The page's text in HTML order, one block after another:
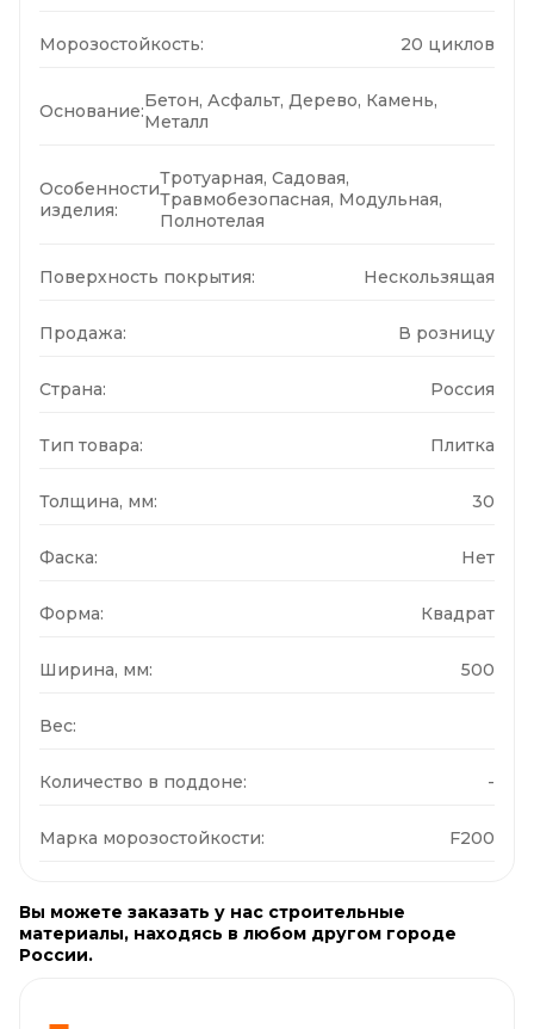
Морозостойкость: 20 циклов
Основание:Бетон, Асфальт, Дерево, Камень,
Металл
Особенности
изделия:
Тротуарная, Садовая,
Травмобезопасная, Модульная,
Полнотелая
Поверхность покрытия: Нескользящая
Продажа: В розницу
Страна: Россия
Тип товара: Плитка
Толщина, мм: 30
Фаска: Нет
Форма: Квадрат
Ширина, мм: 500
Вес:
Количество в поддоне: -
Марка морозостойкости: F200
Вы можете заказать у нас строительные
материалы, находясь в любом другом городе
России.